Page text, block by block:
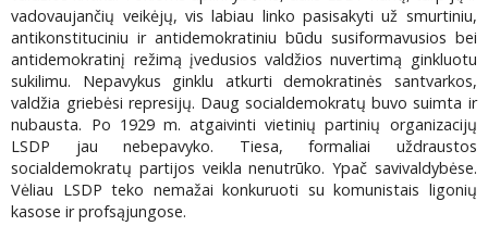
vadovaujančių veikėjų, vis labiau linko pasisakyti už smurtiniu,
antikonstituciniu ir antidemokratiniu būdu susiformavusios bei
antidemokratinį režimą įvedusios valdžios nuvertimą ginkluotu
sukilimu. Nepavykus ginklu atkurti demokratinės santvarkos,
valdžia griebėsi represijų. Daug socialdemokratų buvo suimta ir
nubausta. Po 1929 m. atgaivinti vietinių partinių organizacijų
LSDP jau nebepavyko. Tiesa, formaliai uždraustos
socialdemokratų partijos veikla nenutrūko. Ypač savivaldybėse.
Vėliau LSDP teko nemažai konkuruoti su komunistais ligonių
kasose ir profsąjungose.